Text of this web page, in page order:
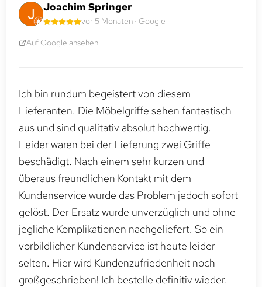
Joachim Springer
vor 5 Monaten · Google
Auf Google ansehen
Ich bin rundum begeistert von diesem
Lieferanten. Die Möbelgriffe sehen fantastisch
aus und sind qualitativ absolut hochwertig.
Leider waren bei der Lieferung zwei Griffe
beschädigt. Nach einem sehr kurzen und
überaus freundlichen Kontakt mit dem
Kundenservice wurde das Problem jedoch sofort
gelöst. Der Ersatz wurde unverzüglich und ohne
jegliche Komplikationen nachgeliefert. So ein
vorbildlicher Kundenservice ist heute leider
selten. Hier wird Kundenzufriedenheit noch
großgeschrieben! Ich bestelle definitiv wieder.